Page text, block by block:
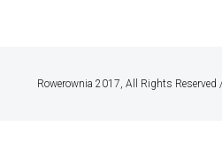
Rowerownia 2017, All Rights Reserved